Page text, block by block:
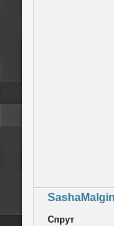
SashaMalgin
Спрут